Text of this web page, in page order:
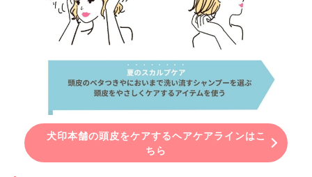
犬印本舗の頭皮をケアするヘアケアラインはこ
ちら